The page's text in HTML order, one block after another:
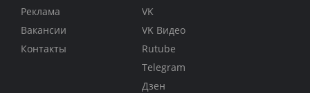
Реклама
Вакансии
Контакты
VK
VK Видео
Rutube
Telegram
Дзен